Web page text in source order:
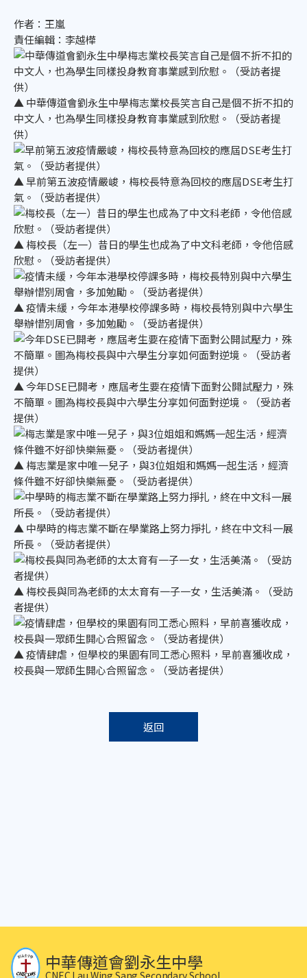
作者：王嵐
責任編輯：李越樺
▲ 中華傳道會劉永生中學梅志業校長笑言自己是個不折不扣的
中文人，也為學生同樣投身教育事業感到欣慰。（受訪者提
供）
▲ 早前第五波疫情嚴峻，梅校長特意為回校的應屆DSE考生打
氣。（受訪者提供）
▲ 梅校長（左一）昔日的學生也成為了中文科老師，令他倍感
欣慰。（受訪者提供）
▲ 疫情未緩，今年本港學校停課多時，梅校長特別與中六學生
舉辦惜別周會，多加勉勵。（受訪者提供）
▲ 今年DSE已開考，應屆考生要在疫情下面對公開試壓力，殊
不簡單。圖為梅校長與中六學生分享如何面對逆境。（受訪者
提供）
▲ 梅志業是家中唯一兒子，與3位姐姐和媽媽一起生活，經濟
條件雖不好卻快樂無憂。（受訪者提供）
▲ 中學時的梅志業不斷在學業路上努力掙扎，終在中文科一展
所長。（受訪者提供）
▲ 梅校長與同為老師的太太育有一子一女，生活美滿。（受訪
者提供）
▲ 疫情肆虐，但學校的果園有同工悉心照料，早前喜獲收成，
校長與一眾師生開心合照留念。（受訪者提供）
返回
中華傳道會劉永生中學
CNEC Lau Wing Sang Secondary School